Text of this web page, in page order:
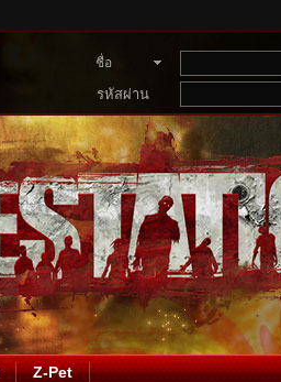
ชื่อ
สมาชิก
รหัสผ่าน
Z-Pet